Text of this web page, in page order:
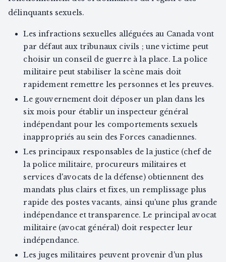
délinquants sexuels.
Les infractions sexuelles alléguées au Canada vont
par défaut aux tribunaux civils ; une victime peut
choisir un conseil de guerre à la place. La police
militaire peut stabiliser la scène mais doit
rapidement remettre les personnes et les preuves.
Le gouvernement doit déposer un plan dans les
six mois pour établir un inspecteur général
indépendant pour les comportements sexuels
inappropriés au sein des Forces canadiennes.
Les principaux responsables de la justice (chef de
la police militaire, procureurs militaires et
services d'avocats de la défense) obtiennent des
mandats plus clairs et fixes, un remplissage plus
rapide des postes vacants, ainsi qu'une plus grande
indépendance et transparence. Le principal avocat
militaire (avocat général) doit respecter leur
indépendance.
Les juges militaires peuvent provenir d'un plus